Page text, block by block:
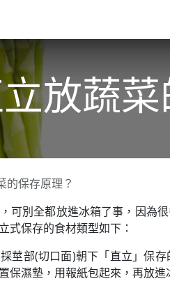
放蔬
的保存原理？
可別全都放進冰箱了事，因為
式保存的食材類型如下：
莖部(切口面)朝下「直立」保
保濕墊，用報紙包起來，再放進